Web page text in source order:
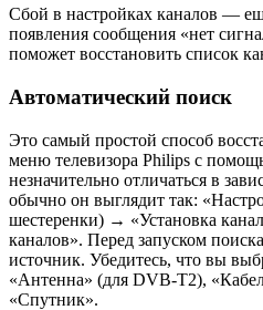
Сбой в настройках каналов —
появления сообщения «нет
поможет восстановить список
Автоматический поиск
Это самый простой способ
меню телевизора Philips с
незначительно отличаться в
обычно он выглядит так:
шестеренки) → «Установка
каналов». Перед запуском
источник. Убедитесь, что вы
«Антенна» (для DVB-T2),
«Спутник».